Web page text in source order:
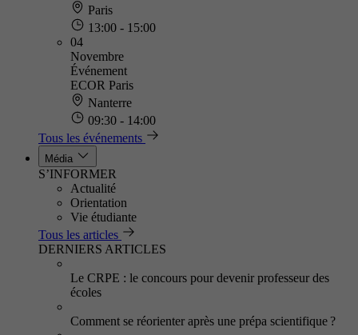
Paris
13:00 - 15:00
04
Novembre
Événement
ECOR Paris
Nanterre
09:30 - 14:00
Tous les événements
Média
S’INFORMER
Actualité
Orientation
Vie étudiante
Tous les articles
DERNIERS ARTICLES
Le CRPE : le concours pour devenir professeur des
écoles
Comment se réorienter après une prépa scientifique ?